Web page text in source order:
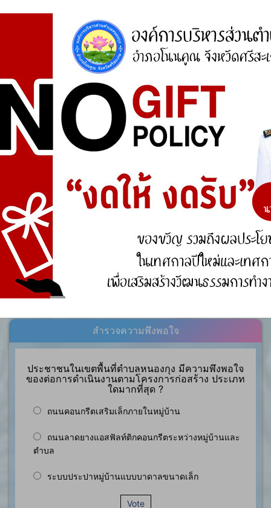
ศูนย์ร้องเรียน
สำนักงานคณะกรรมการป้องกันและปราบปรามการ
ทุจริตแห่งชาติ (ป.ป.ช.)
สำนักงานคณะกรรมการป้องกันและปราบปรามการ
ทุจริตในภาครัฐ
การจัดการความรู้ (KM)
องค์ความรู้ที่สนับสนุน วิสัยทัศน์ พันธกิจ ยุทธศาสตร์
ขององค์กร
องค์ความรู้จากประสบการณ์ที่องค์กรได้สั่งสมมา
องค์ความรู้ที่ใช้แก้ไขปัญหาที่องค์กรประสบอยู่ใน
ปัจจุบัน
องค์ความรู้อื่นๆ ที่เกี่ยวข้องกับการพัฒนาองค์กร
สำรวจความพึงพอใจ
ประชาชนในเขตพื้นที่ตำบลหนองกุง มีความพึงพอใจ
ของต่อการดำเนินงานตามโครงการก่อสร้าง ประเภท
ใดมากที่สุด ?
ถนนคอนกรีตเสริมเล็กภายในหมู่บ้าน
ถนนลาดยางแอสฟัลท์ติกคอนกรีตระหว่างหมู่บ้านและ
ตำบล
ระบบประปาหมู่บ้านแบบบาดาลขนาดเล็ก
Vote